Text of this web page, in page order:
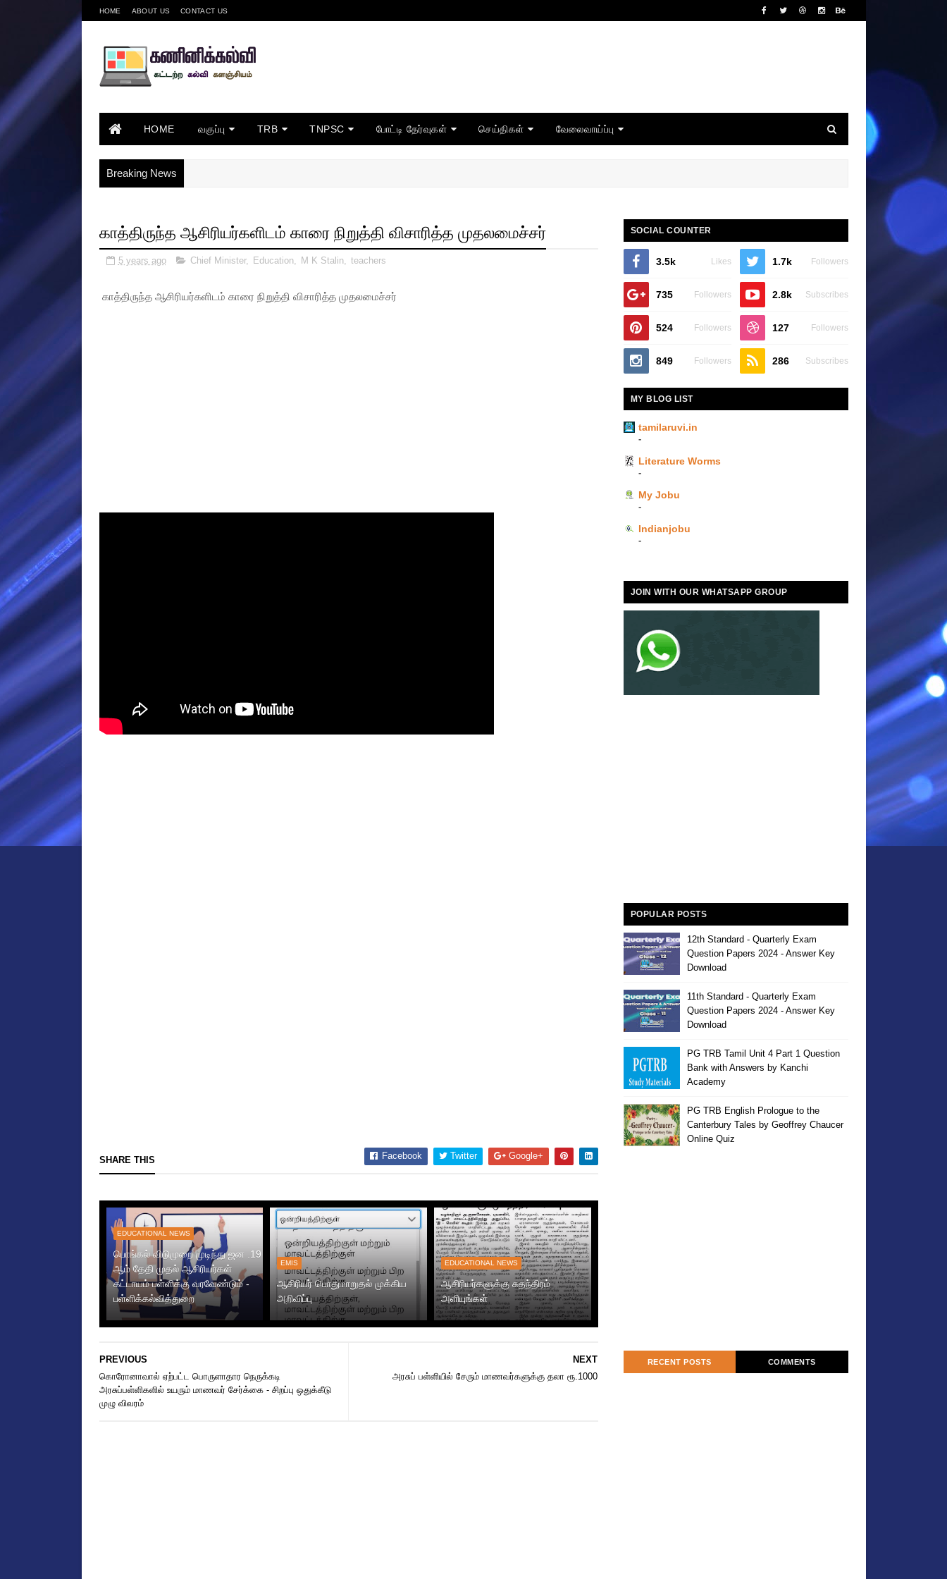
HOME ABOUT US CONTACT US
HOME வகுப்பு TRB TNPSC போட்டி தேர்வுகள் செய்திகள் வேலைவாய்ப்பு
Breaking News
காத்திருந்த ஆசிரியர்களிடம் காரை நிறுத்தி விசாரித்த முதலமைச்சர்
5 years ago Chief Minister, Education, M K Stalin, teachers
காத்திருந்த ஆசிரியர்களிடம் காரை நிறுத்தி விசாரித்த முதலமைச்சர்
SHARE THIS Facebook Twitter Google+
EDUCATIONAL NEWS
பொங்கல் விடுமுறை முடிந்து ஜன .19
ஆம் தேதி முதல் ஆசிரியர்கள்
கட்டாயம் பள்ளிக்கு வரவேண்டும் -
பள்ளிக்கல்வித்துறை
EMIS
ஆசிரியர் பொதுமாறுதல் முக்கிய
அறிவிப்பு
EDUCATIONAL NEWS
ஆசிரியர்களுக்கு சுதந்திரம்
அளியுங்கள்
NEXT
அரசுப் பள்ளியில் சேரும் மாணவர்களுக்கு தலா ரூ.1000
PREVIOUS
கொரோனாவால் ஏற்பட்ட பொருளாதார நெருக்கடி
அரசுப்பள்ளிகளில் உயரும் மாணவர் சேர்க்கை - சிறப்பு ஒதுக்கீடு
முழு விவரம்
SOCIAL COUNTER
3.5k Likes 1.7k Followers
735 Followers 2.8k Subscribes
524 Followers 127 Followers
849 Followers 286 Subscribes
MY BLOG LIST
tamilaruvi.in
-
Literature Worms
-
My Jobu
-
Indianjobu
-
JOIN WITH OUR WHATSAPP GROUP
POPULAR POSTS
12th Standard - Quarterly Exam
Question Papers 2024 - Answer Key
Download
11th Standard - Quarterly Exam
Question Papers 2024 - Answer Key
Download
PG TRB Tamil Unit 4 Part 1 Question
Bank with Answers by Kanchi
Academy
PG TRB English Prologue to the
Canterbury Tales by Geoffrey Chaucer
Online Quiz
RECENT POSTS COMMENTS